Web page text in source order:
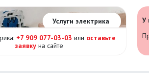
Услуги электрика
+7 909 077-03-03 или оставьте
заявку на сайте
У